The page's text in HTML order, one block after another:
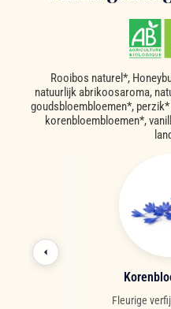
Fleurige
Rooibos naturel*,
natuurlijk abrikoosaroma,
goudsbloembloemen*,
korenbloembloemen*,